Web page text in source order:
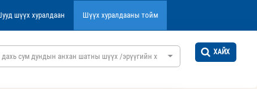
шүүх хуралдаан Шүүх хуралдааны тойм
сум дундын анхан шатны шүүх /эрүүгийн хэргийн/
ХАЙХ